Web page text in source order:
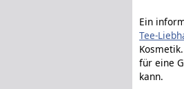
Ein
Tee-
für eine
kann.